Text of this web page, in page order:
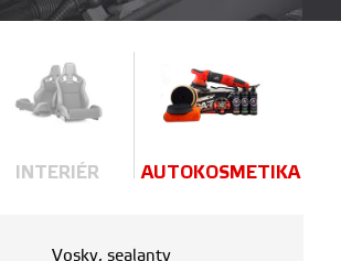
INTERIÉR AUTOKOSMETIKA
Vosky, sealanty